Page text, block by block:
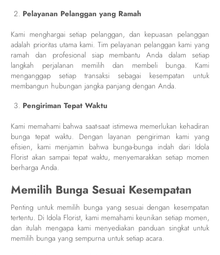
Pelayanan Pelanggan yang Ramah
Kami menghargai setiap pelanggan, dan kepuasan pelanggan
adalah prioritas utama kami. Tim pelayanan pelanggan kami yang
ramah dan profesional siap membantu Anda dalam setiap
langkah perjalanan memilih dan membeli bunga. Kami
menganggap setiap transaksi sebagai kesempatan untuk
membangun hubungan jangka panjang dengan Anda.
Pengiriman Tepat Waktu
Kami memahami bahwa saat-saat istimewa memerlukan kehadiran
bunga tepat waktu. Dengan layanan pengiriman kami yang
efisien, kami menjamin bahwa bunga-bunga indah dari Idola
Florist akan sampai tepat waktu, menyemarakkan setiap momen
berharga Anda.
Memilih Bunga Sesuai Kesempatan
Penting untuk memilih bunga yang sesuai dengan kesempatan
tertentu. Di Idola Florist, kami memahami keunikan setiap momen,
dan itulah mengapa kami menyediakan panduan singkat untuk
memilih bunga yang sempurna untuk setiap acara.